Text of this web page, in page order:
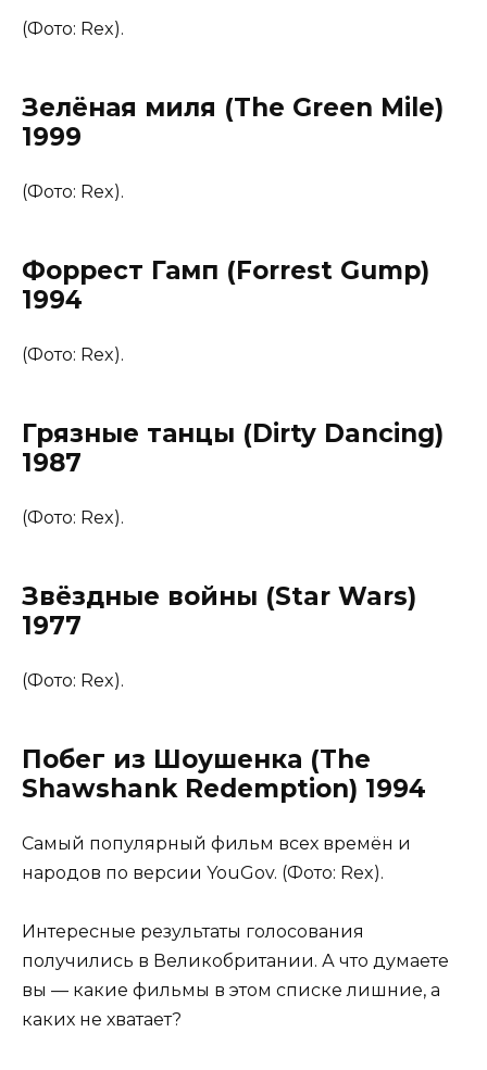
(Фото: Rex).
Зелёная миля (The Green Mile)
1999
(Фото: Rex).
Форрест Гамп (Forrest Gump)
1994
(Фото: Rex).
Грязные танцы (Dirty Dancing)
1987
(Фото: Rex).
Звёздные войны (Star Wars)
1977
(Фото: Rex).
Побег из Шоушенка (The
Shawshank Redemption) 1994
Самый популярный фильм всех времён и
народов по версии YouGov. (Фото: Rex).
Интересные результаты голосования
получились в Великобритании. А что думаете
вы — какие фильмы в этом списке лишние, а
каких не хватает?